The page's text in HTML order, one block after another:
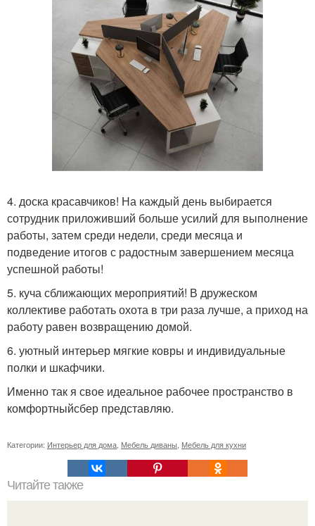
4. доска красавчиков! На каждый день выбирается
сотрудник приложивший больше усилий для выполнение
работы, затем среди недели, среди месяца и
подведение итогов с радостным завершением месяца
успешной работы!
5. куча сближающих мероприятий! В дружеском
коллективе работать охота в три раза лучше, а приход на
работу равен возвращению домой.
6. уютный интерьер мягкие ковры и индивидуальные
полки и шкафчики.
Именно так я свое идеальное рабочее пространство в
комфортныйсбер представляю.
Категории: Интерьер для дома Мебель диваны Мебель для кухни
Читайте также